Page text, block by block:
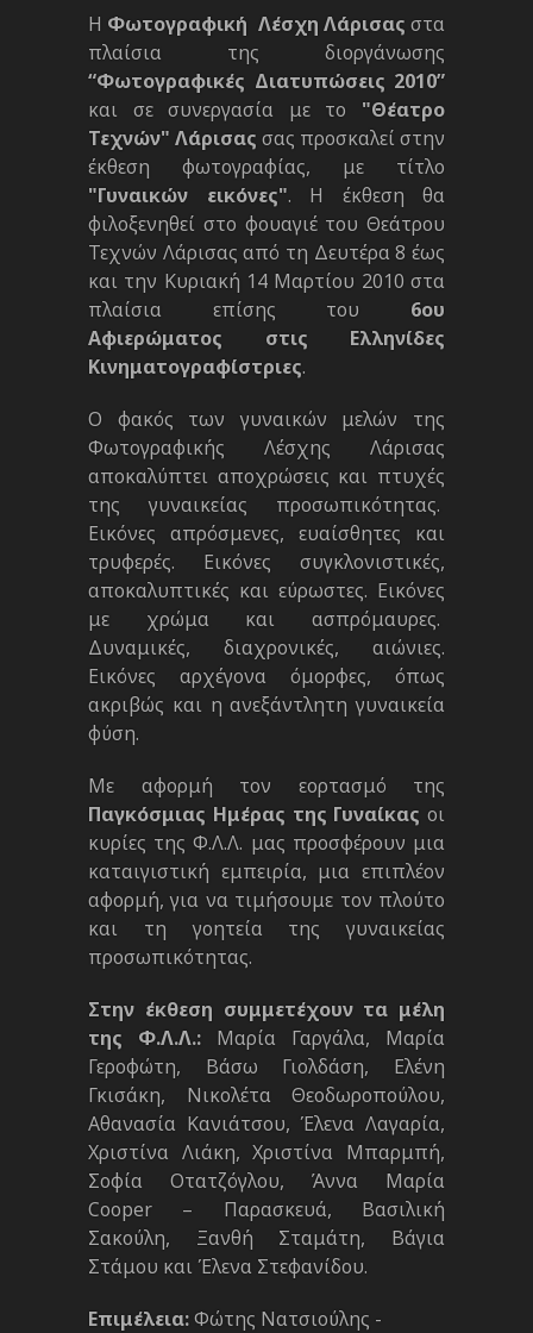
Η Φωτογραφική Λέσχη Λάρισας στα
πλαίσια της διοργάνωσης
“Φωτογραφικές Διατυπώσεις 2010”
και σε συνεργασία με το "Θέατρο
Τεχνών" Λάρισας σας προσκαλεί στην
έκθεση φωτογραφίας, με τίτλο
"Γυναικών εικόνες". Η έκθεση θα
φιλοξενηθεί στο φουαγιέ του Θεάτρου
Τεχνών Λάρισας από τη Δευτέρα 8 έως
και την Κυριακή 14 Μαρτίου 2010 στα
πλαίσια επίσης του 6ου
Αφιερώματος στις Ελληνίδες
Κινηματογραφίστριες.
Ο φακός των γυναικών μελών της
Φωτογραφικής Λέσχης Λάρισας
αποκαλύπτει αποχρώσεις και πτυχές
της γυναικείας προσωπικότητας.
Εικόνες απρόσμενες, ευαίσθητες και
τρυφερές. Εικόνες συγκλονιστικές,
αποκαλυπτικές και εύρωστες. Εικόνες
με χρώμα και ασπρόμαυρες.
Δυναμικές, διαχρονικές, αιώνιες.
Εικόνες αρχέγονα όμορφες, όπως
ακριβώς και η ανεξάντλητη γυναικεία
φύση.
Με αφορμή τον εορτασμό της
Παγκόσμιας Ημέρας της Γυναίκας οι
κυρίες της Φ.Λ.Λ. μας προσφέρουν μια
καταιγιστική εμπειρία, μια επιπλέον
αφορμή, για να τιμήσουμε τον πλούτο
και τη γοητεία της γυναικείας
προσωπικότητας.
Στην έκθεση συμμετέχουν τα μέλη
της Φ.Λ.Λ.: Μαρία Γαργάλα, Μαρία
Γεροφώτη, Βάσω Γιολδάση, Ελένη
Γκισάκη, Νικολέτα Θεοδωροπούλου,
Αθανασία Κανιάτσου, Έλενα Λαγαρία,
Χριστίνα Λιάκη, Χριστίνα Μπαρμπή,
Σοφία Οτατζόγλου, Άννα Μαρία
Cooper – Παρασκευά, Βασιλική
Σακούλη, Ξανθή Σταμάτη, Βάγια
Στάμου και Έλενα Στεφανίδου.
Επιμέλεια:Φώτης Νατσιούλης -